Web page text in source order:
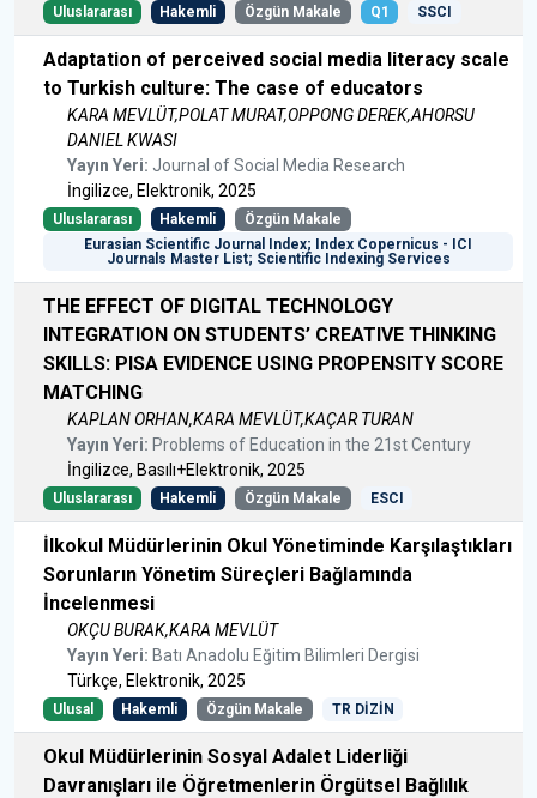
Uluslararası Hakemli Özgün Makale Q1 SSCI
Adaptation of perceived social media literacy scale
to Turkish culture: The case of educators
KARA MEVLÜT,POLAT MURAT,OPPONG DEREK,AHORSU
DANIEL KWASI
Yayın Yeri: Journal of Social Media Research
İngilizce, Elektronik, 2025
Uluslararası Hakemli
Özgün Makale
Eurasian Scientific Journal Index; Index Copernicus - ICI
Journals Master List; Scientific Indexing Services
THE EFFECT OF DIGITAL TECHNOLOGY
INTEGRATION ON STUDENTS’ CREATIVE THINKING
SKILLS: PISA EVIDENCE USING PROPENSITY SCORE
MATCHING
KAPLAN ORHAN,KARA MEVLÜT,KAÇAR TURAN
Yayın Yeri: Problems of Education in the 21st Century
İngilizce, Basılı+Elektronik, 2025
Uluslararası Hakemli Özgün Makale ESCI
İlkokul Müdürlerinin Okul Yönetiminde Karşılaştıkları
Sorunların Yönetim Süreçleri Bağlamında
İncelenmesi
OKÇU BURAK,KARA MEVLÜT
Yayın Yeri: Batı Anadolu Eğitim Bilimleri Dergisi
Türkçe, Elektronik, 2025
Ulusal Hakemli Özgün Makale TR DİZİN
Okul Müdürlerinin Sosyal Adalet Liderliği
Davranışları ile Öğretmenlerin Örgütsel Bağlılık